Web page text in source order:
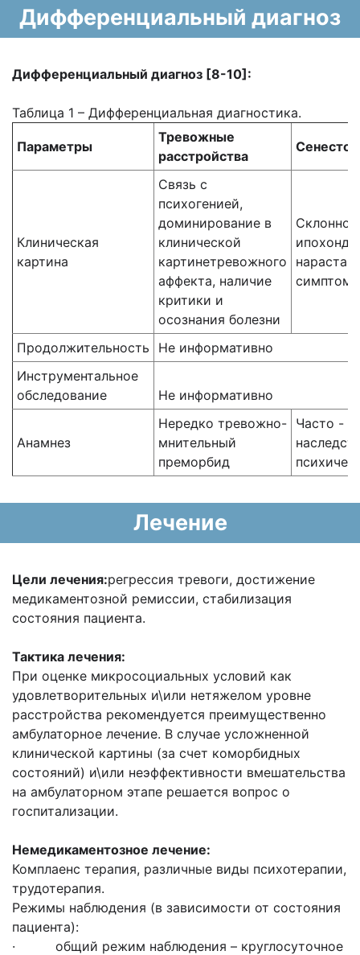
Дифференциальный диагноз
Дифференциальный диагноз [8-10]:
Таблица 1 – Дифференциальная диагностика.
Параметры
Тревожные
расстройства
Клиническая
картина
Связь с
психогенией,
доминирование в
клинической
картинетревожного
аффекта, наличие
критики и
осознания болезни
Продолжительность
Не информативно
Инструментальное
обследование
Не информативно
Анамнез
Нередко тревожно-
мнительный
преморбид
Часто -
Лечение
Цели лечения:регрессия тревоги, достижение
медикаментозной ремиссии, стабилизация
состояния пациента.
Тактика лечения:
При оценке микросоциальных условий как
удовлетворительных и\или нетяжелом уровне
расстройства рекомендуется преимущественно
амбулаторное лечение. В случае усложненной
клинической картины (за счет коморбидных
состояний) и\или неэффективности вмешательства
на амбулаторном этапе решается вопрос о
госпитализации.
Немедикаментозное лечение:
Комплаенс терапия, различные виды психотерапии,
трудотерапия.
Режимы наблюдения (в зависимости от состояния
пациента):
· общий режим наблюдения – круглосуточное